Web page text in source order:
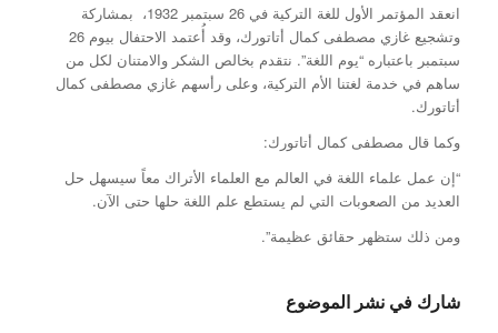
انعقد المؤتمر الأول للغة التركية في 26 سبتمبر 1932، بمشاركة
وتشجيع غازي مصطفى كمال أتاتورك، وقد أُعتمد الاحتفال بيوم 26
سبتمبر باعتباره “يوم اللغة”. نتقدم بخالص الشكر والامتنان لكل من
ساهم في خدمة لغتنا الأم التركية، وعلى رأسهم غازي مصطفى كمال
أتاتورك.
وكما قال مصطفى كمال أتاتورك:
“إن عمل علماء اللغة في العالم مع العلماء الأتراك معاً سيسهل حل
العديد من الصعوبات التي لم يستطع علم اللغة حلها حتى الآن.
ومن ذلك ستظهر حقائق عظيمة”.
شارك في نشر الموضوع